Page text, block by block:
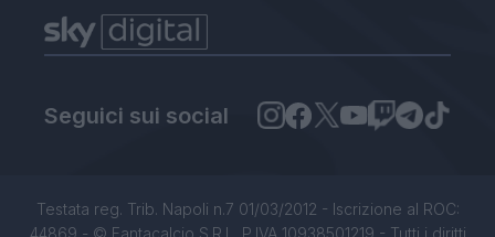
Seguici sui social
Testata reg. Trib. Napoli n.7 01/03/2012 - Iscrizione al ROC:
44869 - © Fantacalcio S.R.L. P.IVA 10938501219 - Tutti i diritti